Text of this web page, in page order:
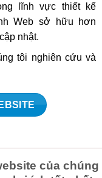
lĩnh vực thiết kế
Web sở hữu hơn
nhật.
tôi nghiên cứu và
của chúng